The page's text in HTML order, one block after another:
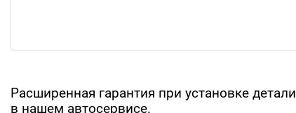
Расширенная гарантия при установке детали
в нашем автосервисе.